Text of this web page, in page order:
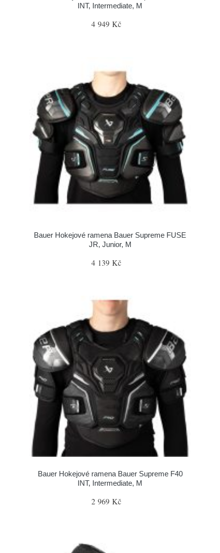
INT, Intermediate, M
4 949 Kč
Bauer Hokejové ramena Bauer Supreme FUSE
JR, Junior, M
4 139 Kč
Bauer Hokejové ramena Bauer Supreme F40
INT, Intermediate, M
2 969 Kč